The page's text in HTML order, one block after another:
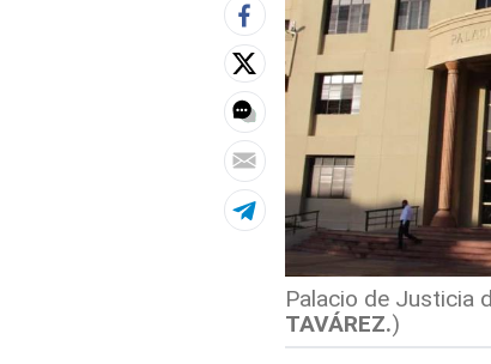
Palacio de Justicia
TAVÁREZ.)